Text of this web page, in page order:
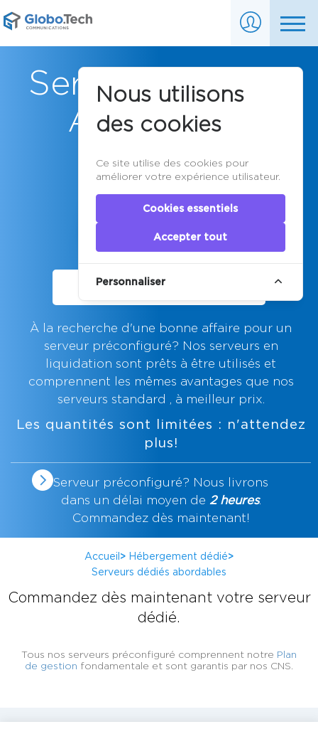
Serveurs Dédiés
Abordables
AFFICHER NOS SERVEURS
À la recherche d'une bonne affaire pour un
serveur préconfiguré? Nos serveurs en
liquidation sont prêts à être utilisés et
comprennent les mêmes avantages que nos
serveurs standard , à meilleur prix.
Les quantités sont limitées : n'attendez
plus!
Serveur préconfiguré? Nous livrons
dans un délai moyen de 2 heures.
Commandez dès maintenant!
Accueil > Hébergement dédié>
Serveurs dédiés abordables
Commandez dès maintenant votre serveur
dédié.
Tous nos serveurs préconfiguré comprennent notre Plan
de gestion fondamentale et sont garantis par nos CNS.
Nous utilisons
des cookies
Ce site utilise des cookies pour
améliorer votre expérience utilisateur.
Cookies essentiels
Accepter tout
Personnaliser